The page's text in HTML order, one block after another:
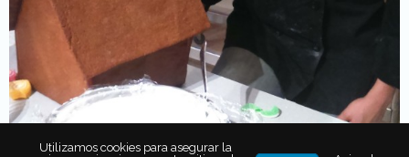
Utilizamos cookies para asegurar la